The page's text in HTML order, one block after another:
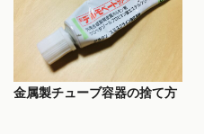
金属製チューブ容器の捨て方